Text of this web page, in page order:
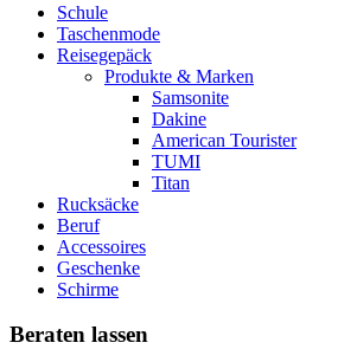
Schule
Taschenmode
Reisegepäck
Produkte & Marken
Samsonite
Dakine
American Tourister
TUMI
Titan
Rucksäcke
Beruf
Accessoires
Geschenke
Schirme
Beraten lassen